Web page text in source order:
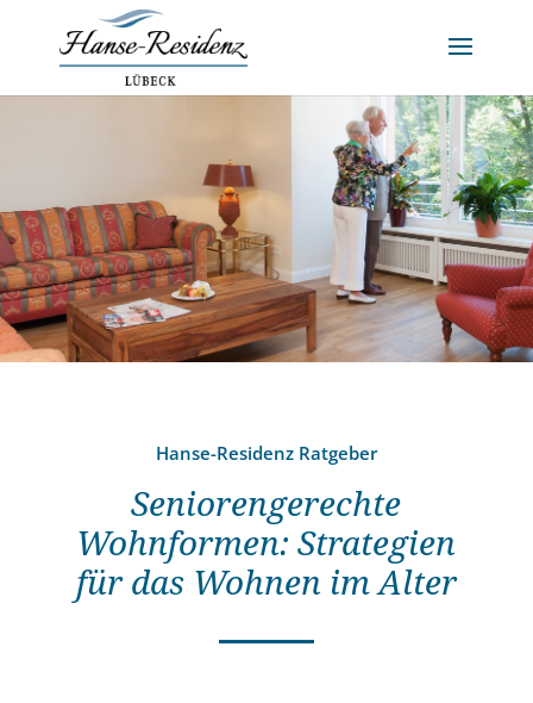
Hanse-Residenz Ratgeber
Seniorengerechte
Wohnformen: Strategien
für das Wohnen im Alter